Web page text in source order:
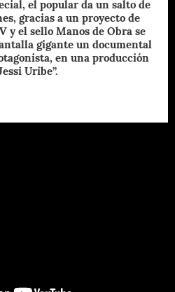
el popular da un salto de
gracias a un proyecto de
y el sello Manos de Obra se
gigante un documental
en una producción
Uribe”.